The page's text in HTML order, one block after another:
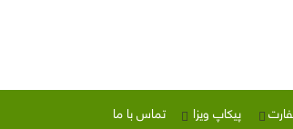
پیکاپ ویزا تماس با ما